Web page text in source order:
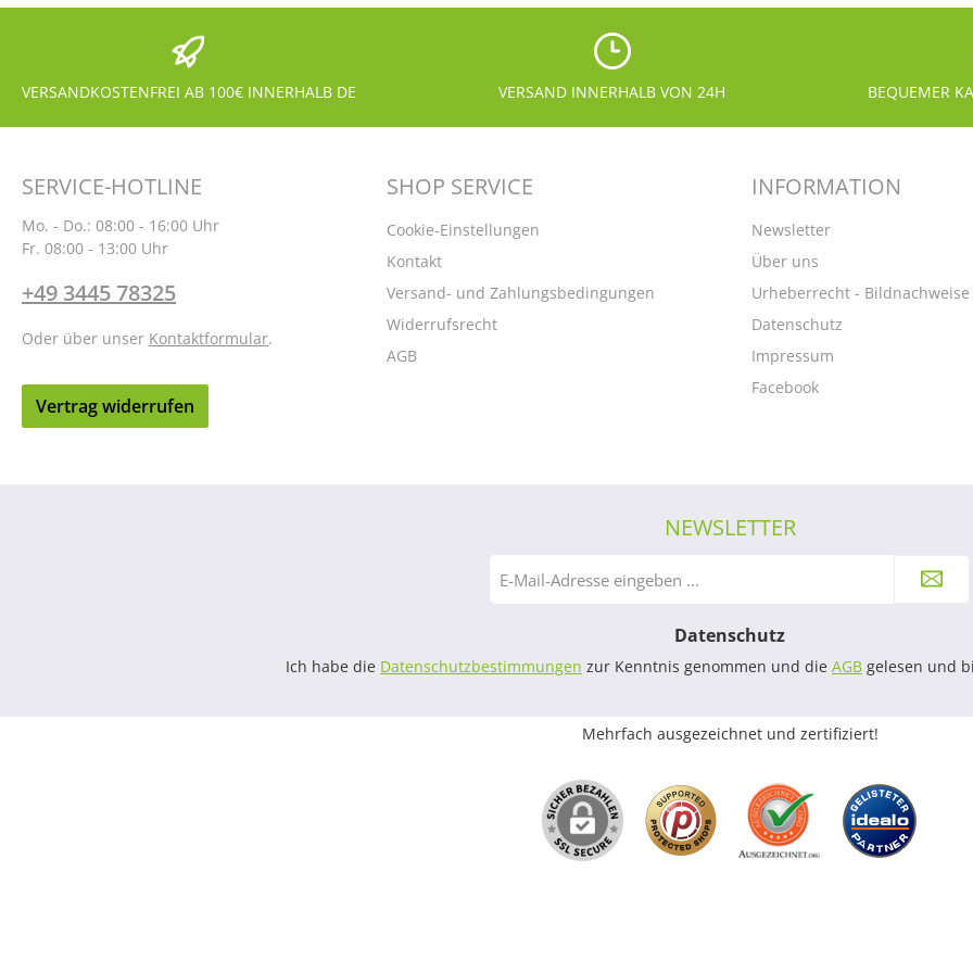
VERSANDKOSTENFREI AB 100€ INNERHALB DE VERSAND INNERHALB VON 24H BEQUEMER
SERVICE-HOTLINE
Mo. - Do.: 08:00 - 16:00 Uhr
Fr. 08:00 - 13:00 Uhr
+49 3445 78325
Oder über unser Kontaktformular.
Vertrag widerrufen
SHOP SERVICE
Cookie-Einstellungen
Kontakt
Versand- und Zahlungsbedingungen
Widerrufsrecht
AGB
INFORMATION
Newsletter
Über uns
Urheberrecht - Bildnachweise
Datenschutz
Impressum
Facebook
NEWSLETTER
Mail-
Datenschutz
Ich habe die Datenschutzbestimmungen zur Kenntnis genommen und die AGB gelesen und
Mehrfach ausgezeichnet und zertifiziert!